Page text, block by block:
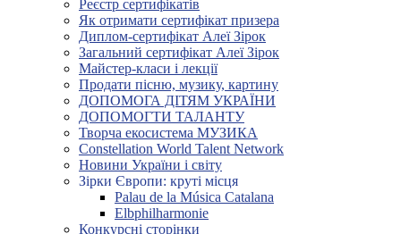
Реєстр сертифікатів
Як отримати сертифікат призера
Диплом-сертифікат Алеї Зірок
Загальний сертифікат Алеї Зірок
Майстер-класи і лекції
Продати пісню, музику, картину
ДОПОМОГА ДІТЯМ УКРАЇНИ
ДОПОМОГТИ ТАЛАНТУ
Творча екосистема МУЗИКА
Constellation World Talent Network
Новини України і світу
Зірки Європи: круті місця
Palau de la Música Catalana
Elbphilharmonie
Конкурсні сторінки